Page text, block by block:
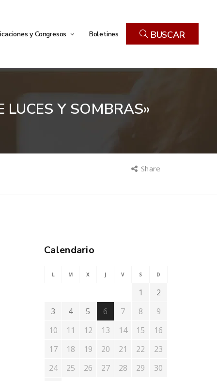
y Congresos Boletines BUSCAR
LUCES Y SOMBRAS»
Share
Calendario
L M X J V S D
1
2
3
4 5 6 7 8
9
10
11 12 13 14 15
16
17
18 19 20 21 22
23
24
25 26 27 28 29
30